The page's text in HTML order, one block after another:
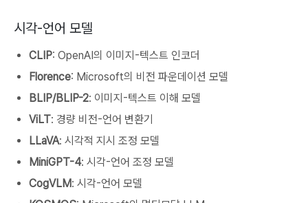
시각-언어 모델
CLIP: OpenAI의 이미지-텍스트 인코더
Florence: Microsoft의 비전 파운데이션 모델
BLIP/BLIP-2: 이미지-텍스트 이해 모델
ViLT: 경량 비전-언어 변환기
LLaVA: 시각적 지시 조정 모델
MiniGPT-4: 시각-언어 조정 모델
CogVLM: 시각-언어 모델